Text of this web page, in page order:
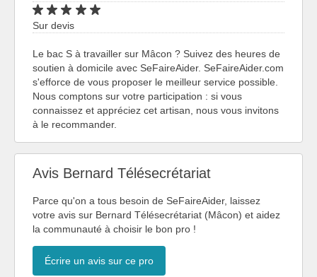
Sur devis
Le bac S à travailler sur Mâcon ? Suivez des heures de
soutien à domicile avec SeFaireAider. SeFaireAider.com
s'efforce de vous proposer le meilleur service possible.
Nous comptons sur votre participation : si vous
connaissez et appréciez cet artisan, nous vous invitons
à le recommander.
Avis Bernard Télésecrétariat
Parce qu'on a tous besoin de SeFaireAider, laissez
votre avis sur Bernard Télésecrétariat (Mâcon) et aidez
la communauté à choisir le bon pro !
Écrire un avis sur ce pro